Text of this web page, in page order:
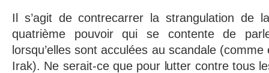
Il s’agit de contrecarrer la strangulation de
quatrième pouvoir qui se contente de
lorsqu’elles sont acculées au scandale
Irak). Ne serait-ce que pour lutter contre tous